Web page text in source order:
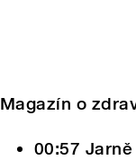
Magazín o
00:57